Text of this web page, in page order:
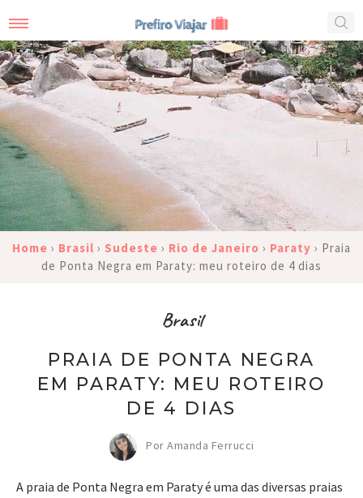
Home › Brasil › Sudeste › Rio de Janeiro › Paraty › Praia
de Ponta Negra em Paraty: meu roteiro de 4 dias
Brasil
PRAIA DE PONTA NEGRA
EM PARATY: MEU ROTEIRO
DE 4 DIAS
Por Amanda Ferrucci
A praia de Ponta Negra em Paraty é uma das diversas praias